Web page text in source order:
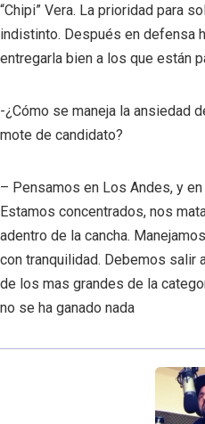
“Chipi” Vera. La prioridad para
indistinto. Después en defensa
entregarla bien a los que están
-¿Cómo se maneja la ansiedad
mote de candidato?
– Pensamos en Los Andes, y
Estamos concentrados, nos
adentro de la cancha.
con tranquilidad. Debemos salir
de los mas grandes de la
no se ha ganado nada